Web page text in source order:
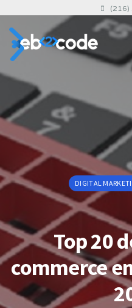
(216)
DIGITAL
Top 20
commerce